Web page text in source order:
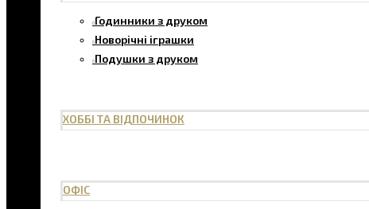
Годинники з друком
Новорічні іграшки
Подушки з друком
ХОББІ ТА ВІДПОЧИНОК
ОФІС